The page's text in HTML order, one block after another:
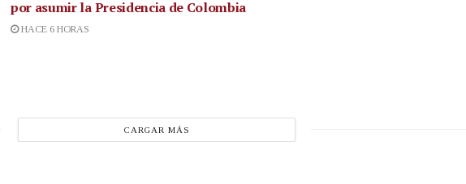
por asumir la Presidencia de Colombia
HACE 6 HORAS
CARGAR MÁS